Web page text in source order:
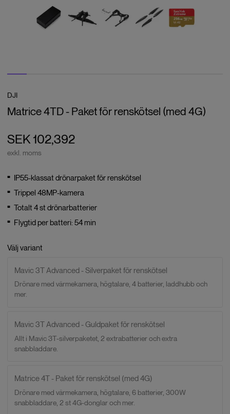
DJI
Matrice 4TD - Paket för renskötsel (med 4G)
SEK 102,392
exkl. moms
IP55-klassat drönarpaket för renskötsel
Trippel 48MP-kamera
Totalt 4 st drönarbatterier
Flygtid per batteri: 54 min
Välj variant
Mavic 3T Advanced - Silverpaket för renskötsel
Drönare med värmekamera, högtalare, 4 batterier, laddhubb och
mer.
Mavic 3T Advanced - Guldpaket för renskötsel
Allt i Mavic 3T-silverpaketet, 2 extrabatterier och extra
snabbladdare.
Matrice 4T - Paket för renskötsel (med 4G)
Drönare med värmekamera, högtalare, 6 batterier, 300W
snabbladdare, 2 st 4G-donglar och mer.